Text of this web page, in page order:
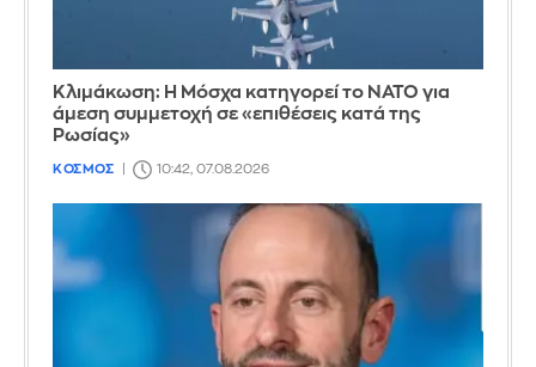
Κλιμάκωση: Η Μόσχα κατηγορεί το ΝΑΤΟ για
άμεση συμμετοχή σε «επιθέσεις κατά της
Ρωσίας»
ΚΟΣΜΟΣ 10:42, 07.08.2026